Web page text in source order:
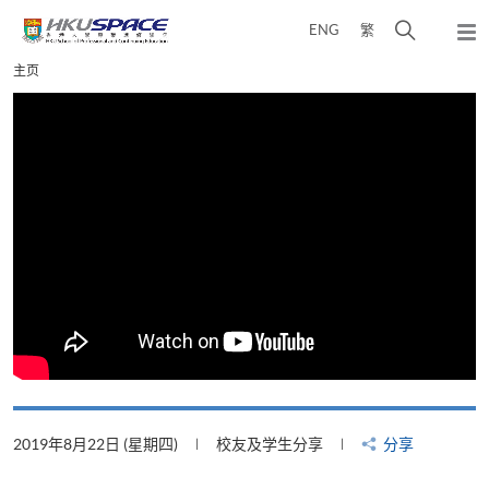
content
ENG 繁
弹
Main
content
主页
2019年8月22日 (星期四) 校友及学生分享 分享